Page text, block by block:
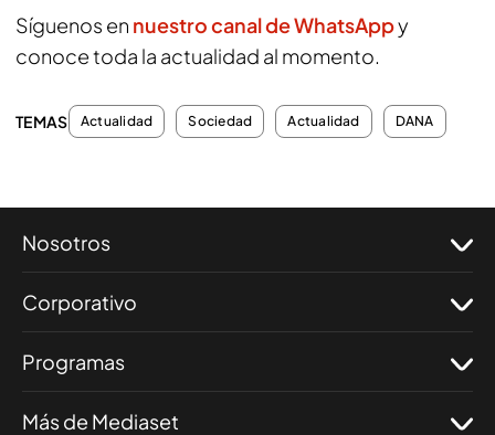
Síguenos en nuestro canal de WhatsAppy
conoce toda la actualidad al momento.
TEMAS Actualidad Sociedad Actualidad DANA
Nosotros
Corporativo
Programas
Más de Mediaset